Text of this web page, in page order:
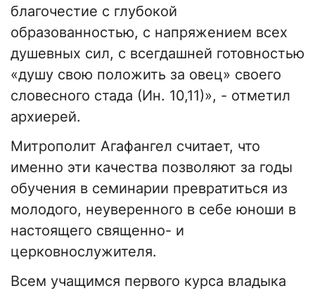
благочестие с глубокой
образованностью, с напряжением всех
душевных сил, с всегдашней готовностью
«душу свою положить за овец» своего
словесного стада (Ин. 10,11)», - отметил
архиерей.
Митрополит Агафангел считает, что
именно эти качества позволяют за годы
обучения в семинарии превратиться из
молодого, неуверенного в себе юноши в
настоящего священно- и
церковнослужителя.
Всем учащимся первого курса владыка